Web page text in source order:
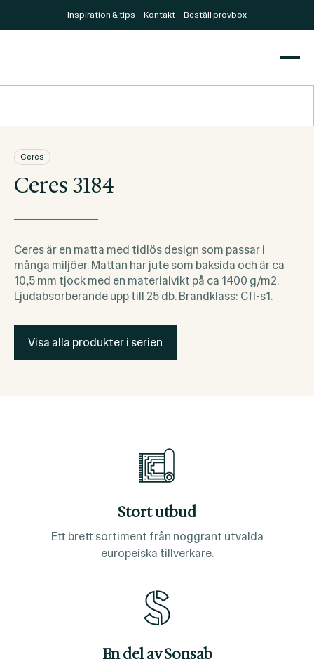
Inspiration & tips Kontakt Beställ provbox
Ceres
Ceres 3184
Ceres är en matta med tidlös design som passar i
många miljöer. Mattan har jute som baksida och är ca
10,5 mm tjock med en materialvikt på ca 1400 g/m2.
Ljudabsorberande upp till 25 db. Brandklass: Cfl-s1.
Visa alla produkter i serien
Stort utbud
Ett brett sortiment från noggrant utvalda
europeiska tillverkare.
En del av Sonsab